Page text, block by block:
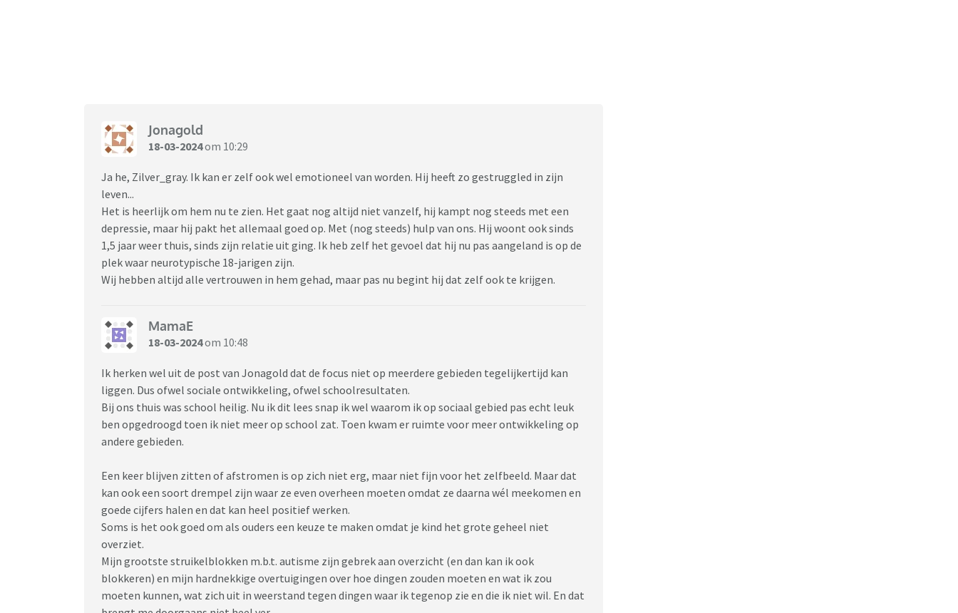
Jonagold
18-03-2024om 10:29
Ja he, Zilver_gray. Ik kan er zelf ook wel emotioneel van worden. Hij heeft zo gestruggled in zijn
leven...
Het is heerlijk om hem nu te zien. Het gaat nog altijd niet vanzelf, hij kampt nog steeds met een
depressie, maar hij pakt het allemaal goed op. Met (nog steeds) hulp van ons. Hij woont ook sinds
1,5 jaar weer thuis, sinds zijn relatie uit ging. Ik heb zelf het gevoel dat hij nu pas aangeland is op de
plek waar neurotypische 18-jarigen zijn.
Wij hebben altijd alle vertrouwen in hem gehad, maar pas nu begint hij dat zelf ook te krijgen.
MamaE
18-03-2024om 10:48
Ik herken wel uit de post van Jonagold dat de focus niet op meerdere gebieden tegelijkertijd kan
liggen. Dus ofwel sociale ontwikkeling, ofwel schoolresultaten.
Bij ons thuis was school heilig. Nu ik dit lees snap ik wel waarom ik op sociaal gebied pas echt leuk
ben opgedroogd toen ik niet meer op school zat. Toen kwam er ruimte voor meer ontwikkeling op
andere gebieden.
Een keer blijven zitten of afstromen is op zich niet erg, maar niet fijn voor het zelfbeeld. Maar dat
kan ook een soort drempel zijn waar ze even overheen moeten omdat ze daarna wél meekomen en
goede cijfers halen en dat kan heel positief werken.
Soms is het ook goed om als ouders een keuze te maken omdat je kind het grote geheel niet
overziet.
Mijn grootste struikelblokken m.b.t. autisme zijn gebrek aan overzicht (en dan kan ik ook
blokkeren) en mijn hardnekkige overtuigingen over hoe dingen zouden moeten en wat ik zou
moeten kunnen, wat zich uit in weerstand tegen dingen waar ik tegenop zie en die ik niet wil. En dat